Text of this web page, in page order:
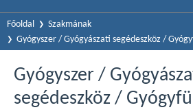
Főoldal
Szakmának
Gyógyszer / Gyógyászati segédeszköz /
Gyógyszer /
segédeszköz /